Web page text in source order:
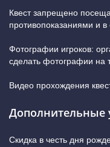
Квест запрещено
противопоказаниями и в
Фотографии игроков:
сделать фотографии на
Видео прохождения
Дополнительные
Скидка в честь дня